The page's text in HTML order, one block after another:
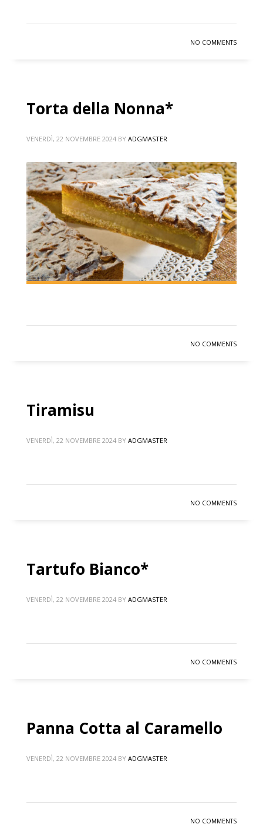
NO COMMENTS
Torta della Nonna*
VENERDÌ, 22 NOVEMBRE 2024 BY ADGMASTER
NO COMMENTS
Tiramisu
VENERDÌ, 22 NOVEMBRE 2024 BY ADGMASTER
NO COMMENTS
Tartufo Bianco*
VENERDÌ, 22 NOVEMBRE 2024 BY ADGMASTER
NO COMMENTS
Panna Cotta al Caramello
VENERDÌ, 22 NOVEMBRE 2024 BY ADGMASTER
NO COMMENTS